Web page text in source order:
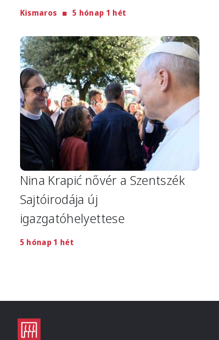
Kismaros 5 hónap 1 hét
Image
Nina Krapić nővér a Szentszék
Sajtóirodája új
igazgatóhelyettese
5 hónap 1 hét